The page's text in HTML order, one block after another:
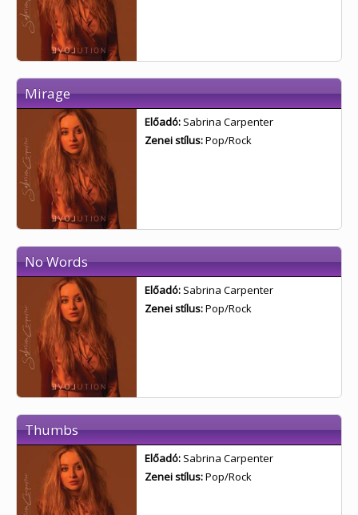
Mirage
Előadó: Sabrina Carpenter
Zenei stílus:Pop/Rock
No Words
Előadó: Sabrina Carpenter
Zenei stílus:Pop/Rock
Thumbs
Előadó: Sabrina Carpenter
Zenei stílus:Pop/Rock